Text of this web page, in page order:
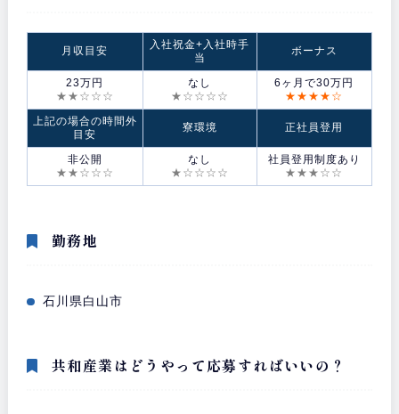
月収目安
入社祝金+入社時手
当
ボーナス
23万円
★★☆☆☆
なし
★☆☆☆☆
6ヶ月で30万円
★★★★☆
上記の場合の時間外
目安
寮環境 正社員登用
非公開
★★☆☆☆
なし
★☆☆☆☆
社員登用制度あり
★★★☆☆
勤務地
石川県白山市
共和産業はどうやって応募すればいいの？